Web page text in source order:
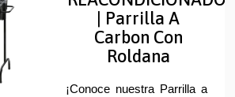
| Parrilla A
Carbon Con
Roldana
¡Conoce nuestra Parrilla a